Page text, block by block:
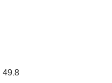
49.8